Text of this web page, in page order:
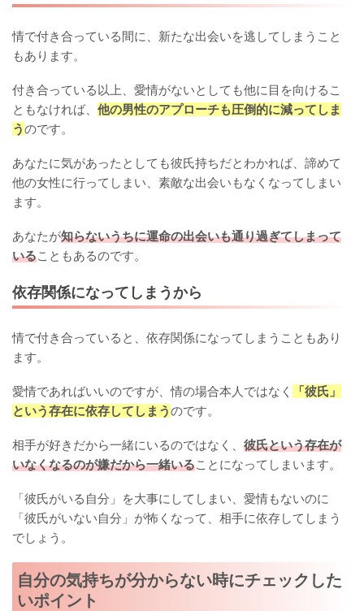
情で付き合っている間に、新たな出会いを逃してしまうこと
もあります。
付き合っている以上、愛情がないとしても他に目を向けるこ
ともなければ、 他の男性のアプローチも圧倒的に減ってしま
うのです。
あなたに気があったとしても彼氏持ちだとわかれば、諦めて
他の女性に行ってしまい、素敵な出会いもなくなってしまい
ます。
あなたが知らないうちに運命の出会いも通り過ぎてしまって
いることもあるのです。
依存関係になってしまうから
情で付き合っていると、依存関係になってしまうこともあり
ます。
愛情であればいいのですが、情の場合本人ではなく
「彼氏」
という存在に依存してしまうのです。
相手が好きだから一緒にいるのではなく、 彼氏という存在が
いなくなるのが嫌だから一緒いることになってしまいます。
「彼氏がいる自分」を大事にしてしまい、愛情もないのに
「彼氏がいない自分」が怖くなって、相手に依存してしまう
でしょう。
自分の気持ちが分からない時にチェックした
いポイント